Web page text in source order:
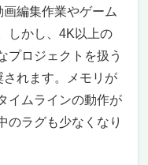
ングに最適なMSI
ン：動画編集とゲ
インチの高性能ノ
編集作業やゲーム
しかし、4K以上の
プロジェクトを扱う
れます。メモリが
イムラインの動作が
のラグも少なくなり